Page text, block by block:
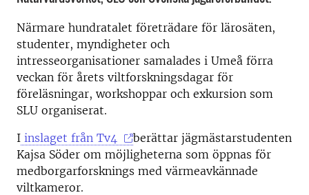
Närmare hundratalet företrädare för lärosäten,
studenter, myndigheter och
intresseorganisationer samalades i Umeå förra
veckan för årets viltforskningsdagar för
föreläsningar, workshoppar och exkursion som
SLU organiserat.
I inslaget från Tv4
berättar jägmästarstudenten
Kajsa Söder om möjligheterna som öppnas för
medborgarforsknings med värmeavkännade
viltkameror.